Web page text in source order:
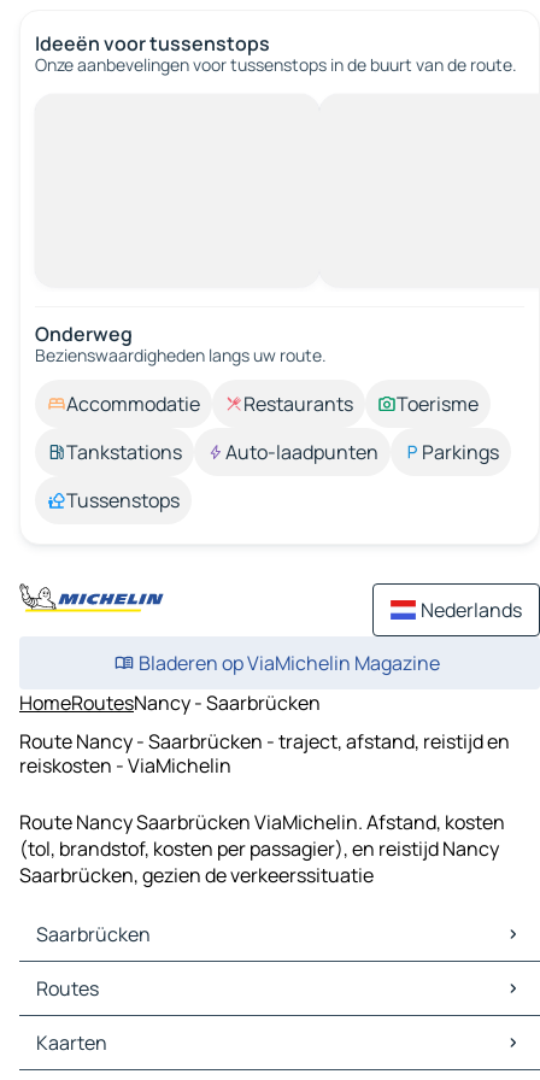
Ideeën voor tussenstops
Onze aanbevelingen voor tussenstops in de buurt van de route.
Onderweg
Bezienswaardigheden langs uw route.
Accommodatie Restaurants
Toerisme
Tankstations
Auto-laadpunten
Parkings
Tussenstops
Nederlands
Bladeren op ViaMichelin Magazine
HomeRoutesNancy - Saarbrücken
Route Nancy - Saarbrücken - traject, afstand, reistijd en
reiskosten - ViaMichelin
Route Nancy Saarbrücken ViaMichelin. Afstand, kosten
(tol, brandstof, kosten per passagier), en reistijd Nancy
Saarbrücken, gezien de verkeerssituatie
Saarbrücken
Saarbrücken Kaarten
Saarbrücken Verkeer
Saarbrücken Hotels
Saarbrücken Restaurants
Routes
Routes Saarbrücken - Luxemburg
Routes Saarbrücken - Frankfurt am Main
Kaarten